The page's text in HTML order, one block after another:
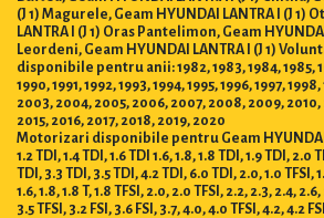
(J 1) Magurele, Geam HYUNDAI LANTRA I (J 1)
LANTRA I (J 1) Oras Pantelimon, Geam
Leordeni, Geam HYUNDAI LANTRA I (J 1)
disponibile pentru anii: 1982, 1983, 1984, 1985,
1990, 1991, 1992, 1993, 1994, 1995, 1996, 1997,
2003, 2004, 2005, 2006, 2007, 2008, 2009, 2010,
2015, 2016, 2017, 2018, 2019, 2020
Motorizari disponibile pentru Geam HYUNDAI
1.2 TDI, 1.4 TDI, 1.6 TDI 1.6, 1.8, 1.8 TDI, 1.9 TDI, 2.0
TDI, 3.3 TDI, 3.5 TDI, 4.2 TDI, 6.0 TDI, 2.0, 1.0 TFSI,
1.6, 1.8, 1.8 T, 1.8 TFSI, 2.0, 2.0 TFSI, 2.2, 2.3, 2.4,
3.5 TFSI, 3.2 FSI, 3.6 FSI, 3.7, 4.0, 4.0 TFSI, 4.2, 4.2